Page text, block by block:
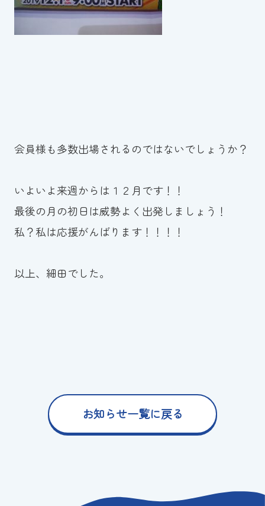
会員様も多数出場されるのではないでしょうか？
いよいよ来週からは１２月です！！
最後の月の初日は威勢よく出発しましょう！
私？私は応援がんばります！！！！
以上、細田でした。
お知らせ一覧に戻る